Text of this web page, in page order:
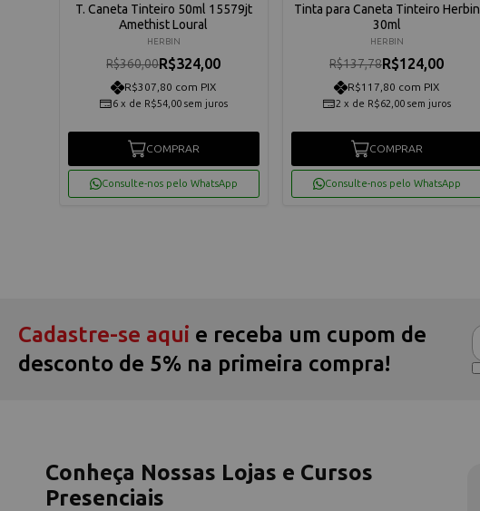
T. Caneta Tinteiro 50ml 15579jt
Amethist Loural
HERBIN
R$360,00R$324,00
R$307,80 com PIX
6 x de R$54,00 sem juros
COMPRAR
Consulte-nos pelo WhatsApp
Tinta para Caneta Tinteiro Herbin
30ml
HERBIN
R$137,78R$124,00
R$117,80 com PIX
2 x de R$62,00 sem juros
COMPRAR
Consulte-nos pelo WhatsApp
Cadastre-se aqui e receba um cupom de
desconto de 5% na primeira compra!
Conheça Nossas Lojas e Cursos
Presenciais